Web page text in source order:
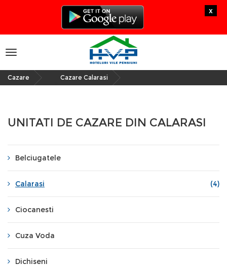
x
Toggle
navigation
Cazare Cazare Calarasi
UNITATI DE CAZARE DIN CALARASI
Belciugatele
Calarasi (4)
Ciocanesti
Cuza Voda
Dichiseni